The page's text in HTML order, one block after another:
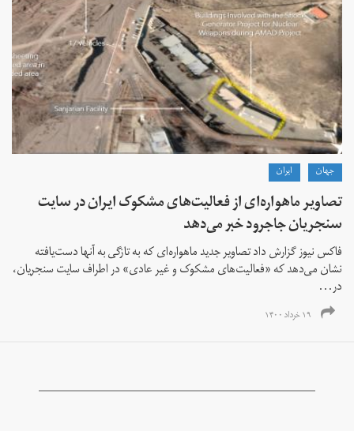
جهان ايران
تصاویر ماهواره‌ای از فعالیت‌های مشکوک ایران در سایت
سنجریان جاجرود خبر می‌دهد
فاکس نیوز گزارش داد تصاویر جدید ماهواره‌ای که به تازگی به آنها دست‌یافته
نشان می‌دهد که «فعالیت‌های مشکوک و غیر عادی» در اطراف سایت سنجریان،
در...
۱۹ خرداد ۱۴۰۰